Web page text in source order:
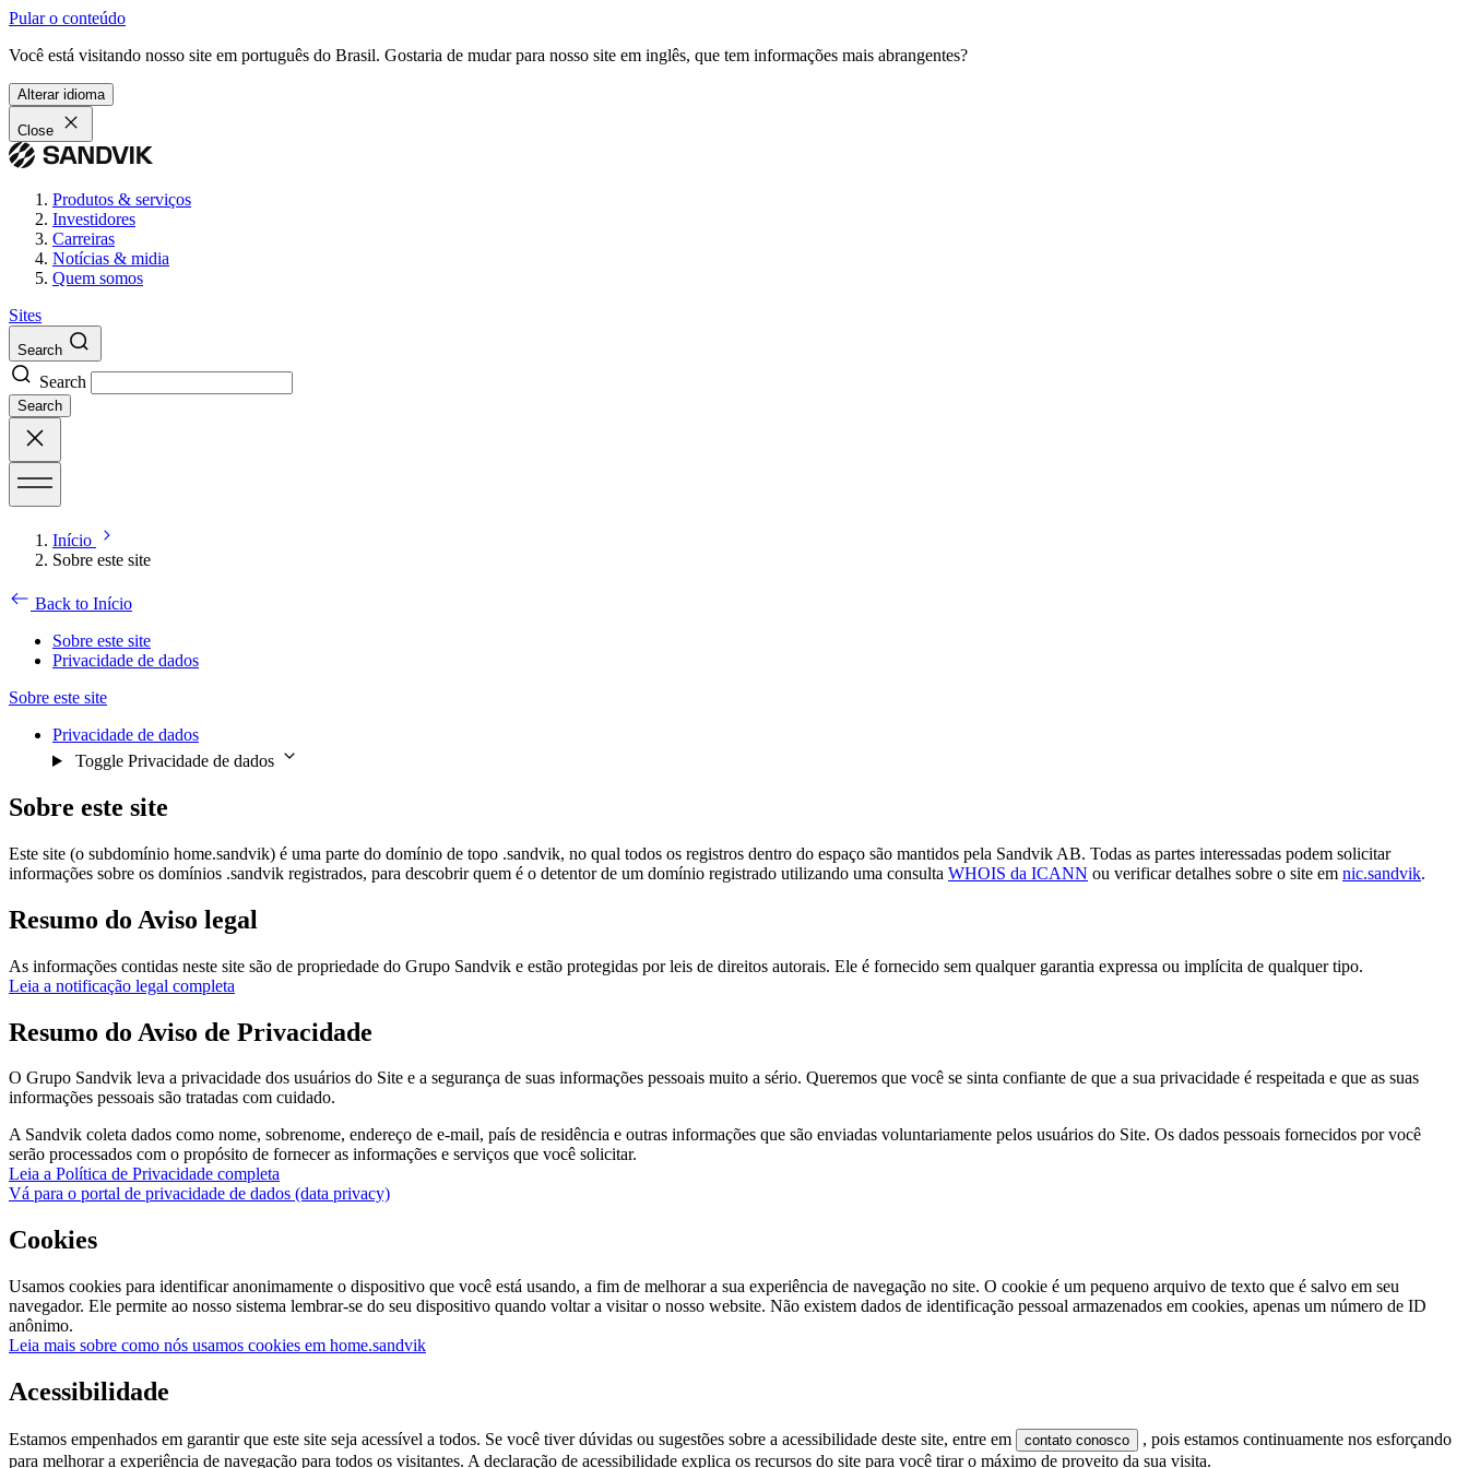
Pular o conteúdo
Você está visitando nosso site em português do Brasil. Gostaria de mudar para nosso site em inglês, que tem informações mais abrangentes?
Alterar idioma
Close
Produtos & serviços
Investidores
Carreiras
Notícias & midia
Quem somos
Sites
Search
Search
Search
Início
Sobre este site
Back to Início
Sobre este site
Privacidade de dados
Sobre este site
Privacidade de dados
Toggle Privacidade de dados
Sobre este site
Este site (o subdomínio home.sandvik) é uma parte do domínio de topo .sandvik, no qual todos os registros dentro do espaço são mantidos pela Sandvik AB. Todas as partes interessadas podem solicitar
informações sobre os domínios .sandvik registrados, para descobrir quem é o detentor de um domínio registrado utilizando uma consulta WHOIS da ICANN ou verificar detalhes sobre o site em nic.sandvik.
Resumo do Aviso legal
As informações contidas neste site são de propriedade do Grupo Sandvik e estão protegidas por leis de direitos autorais. Ele é fornecido sem qualquer garantia expressa ou implícita de qualquer tipo.
Leia a notificação legal completa
Resumo do Aviso de Privacidade
O Grupo Sandvik leva a privacidade dos usuários do Site e a segurança de suas informações pessoais muito a sério. Queremos que você se sinta confiante de que a sua privacidade é respeitada e que as suas
informações pessoais são tratadas com cuidado.
A Sandvik coleta dados como nome, sobrenome, endereço de e-mail, país de residência e outras informações que são enviadas voluntariamente pelos usuários do Site. Os dados pessoais fornecidos por você
serão processados com o propósito de fornecer as informações e serviços que você solicitar.
Leia a Política de Privacidade completa
Vá para o portal de privacidade de dados (data privacy)
Cookies
Usamos cookies para identificar anonimamente o dispositivo que você está usando, a fim de melhorar a sua experiência de navegação no site. O cookie é um pequeno arquivo de texto que é salvo em seu
navegador. Ele permite ao nosso sistema lembrar-se do seu dispositivo quando voltar a visitar o nosso website. Não existem dados de identificação pessoal armazenados em cookies, apenas um número de ID
anônimo.
Leia mais sobre como nós usamos cookies em home.sandvik
Acessibilidade
Estamos empenhados em garantir que este site seja acessível a todos. Se você tiver dúvidas ou sugestões sobre a acessibilidade deste site, entre em contato conosco
, pois estamos continuamente nos esforçando
para melhorar a experiência de navegação para todos os visitantes. A declaração de acessibilidade explica os recursos do site para você tirar o máximo de proveito da sua visita.